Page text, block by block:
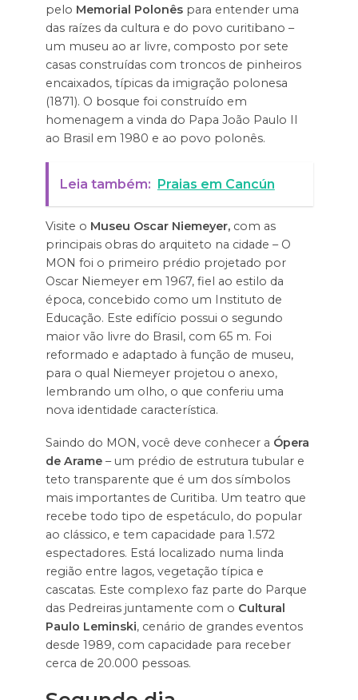
pelo Memorial Polonêspara entender uma
das raízes da cultura e do povo curitibano –
um museu ao ar livre, composto por sete
casas construídas com troncos de pinheiros
encaixados, típicas da imigração polonesa
(1871). O bosque foi construído em
homenagem a vinda do Papa João Paulo II
ao Brasil em 1980 e ao povo polonês.
Leia também: Praias em Cancún
Visite o Museu Oscar Niemeyer,com as
principais obras do arquiteto na cidade – O
MON foi o primeiro prédio projetado por
Oscar Niemeyer em 1967, fiel ao estilo da
época, concebido como um Instituto de
Educação. Este edifício possui o segundo
maior vão livre do Brasil, com 65 m. Foi
reformado e adaptado à função de museu,
para o qual Niemeyer projetou o anexo,
lembrando um olho, o que conferiu uma
nova identidade característica.
Saindo do MON, você deve conhecer a Ópera
de Arame– um prédio de estrutura tubular e
teto transparente que é um dos símbolos
mais importantes de Curitiba. Um teatro que
recebe todo tipo de espetáculo, do popular
ao clássico, e tem capacidade para 1.572
espectadores. Está localizado numa linda
região entre lagos, vegetação típica e
cascatas. Este complexo faz parte do Parque
das Pedreiras juntamente com o Cultural
Paulo Leminski, cenário de grandes eventos
desde 1989, com capacidade para receber
cerca de 20.000 pessoas.